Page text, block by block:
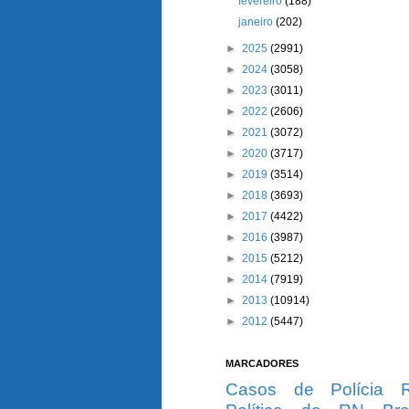
janeiro(202)
► 2025 (2991)
► 2024 (3058)
► 2023 (3011)
► 2022 (2606)
► 2021 (3072)
► 2020 (3717)
► 2019 (3514)
► 2018 (3693)
► 2017 (4422)
► 2016 (3987)
► 2015 (5212)
► 2014 (7919)
► 2013 (10914)
► 2012 (5447)
MARCADORES
Casos de Polícia